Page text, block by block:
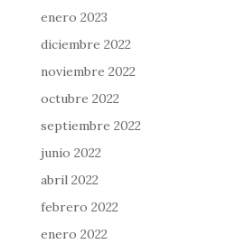
enero 2023
diciembre 2022
noviembre 2022
octubre 2022
septiembre 2022
junio 2022
abril 2022
febrero 2022
enero 2022